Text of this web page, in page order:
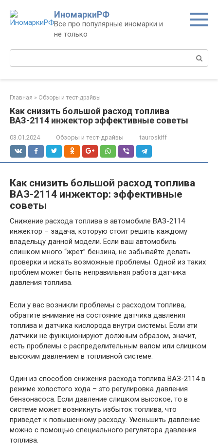
контенту
ИномаркиРФ
Все про популярные иномарки и
не только
Поиск:
Главная » Обзоры и тест-драйвы
Как снизить большой расход топлива
ВАЗ-2114 инжектор эффективные советы
03.01.2024 Обзоры и тест-драйвы tauroskiff
Как снизить большой расход топлива
ВАЗ-2114 инжектор: эффективные
советы
Снижение расхода топлива в автомобиле ВАЗ-2114
инжектор – задача, которую стоит решить каждому
владельцу данной модели. Если ваш автомобиль
слишком много “жрет” бензина, не забывайте делать
проверки и искать возможные проблемы. Одной из таких
проблем может быть неправильная работа датчика
давления топлива.
Если у вас возникли проблемы с расходом топлива,
обратите внимание на состояние датчика давления
топлива и датчика кислорода внутри системы. Если эти
датчики не функционируют должным образом, значит,
есть проблемы с распределительным валом или слишком
высоким давлением в топливной системе.
Один из способов снижения расхода топлива ВАЗ-2114 в
режиме холостого хода – это регулировка давления
бензонасоса. Если давление слишком высокое, то в
системе может возникнуть избыток топлива, что
приведет к повышенному расходу. Уменьшить давление
можно с помощью специального регулятора давления
топлива.